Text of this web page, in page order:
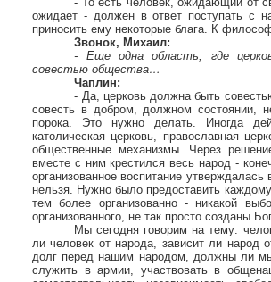
ожидает - должен в ответ поступать с
приносить ему некоторые блага. К
Звонок, Михаил:
- Еще одна область, где
совестью общества…
Чаплин:
- Да, церковь должна быть
совесть в добром, должном состоянии,
порока. Это нужно делать. Иногда
католическая церковь, православная
общественные механизмы. Через
вместе с ним крестился весь народ -
организованное воспитание
нельзя. Нужно было предоставить
тем более организованно - никакой
организованного, не так просто созданы
Мы сегодня говорим на тему:
ли человек от народа, зависит ли народ
долг перед нашим народом, должны ли
служить в армии, участвовать в